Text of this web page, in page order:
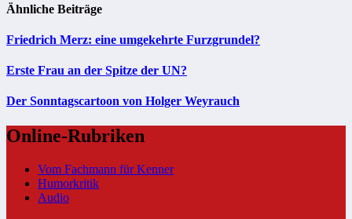
Ähnliche Beiträge
Friedrich Merz: eine umgekehrte Furzgrundel?
Erste Frau an der Spitze der UN?
Der Sonntagscartoon von Holger Weyrauch
Online-Rubriken
Vom Fachmann für Kenner
Humorkritik
Audio